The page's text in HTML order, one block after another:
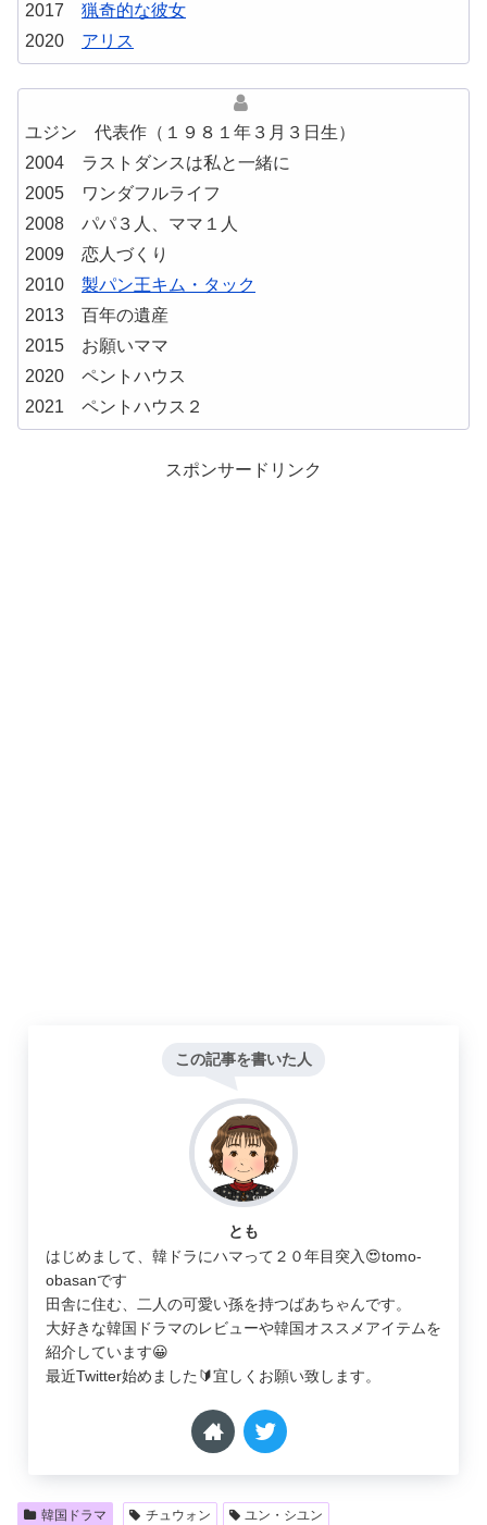
2017 猟奇的な彼女
2020 アリス
ユジン 代表作（１９８１年３月３日生）
2004 ラストダンスは私と一緒に
2005 ワンダフルライフ
2008 パパ３人、ママ１人
2009 恋人づくり
2010 製パン王キム・タック
2013 百年の遺産
2015 お願いママ
2020 ペントハウス
2021 ペントハウス２
スポンサードリンク
この記事を書いた人
とも
はじめまして、韓ドラにハマって２０年目突入😍tomo-
obasanです
田舎に住む、二人の可愛い孫を持つばあちゃんです。
大好きな韓国ドラマのレビューや韓国オススメアイテムを
紹介しています😀
最近Twitter始めました🔰宜しくお願い致します。
韓国ドラマ チュウォン ユン・シユン